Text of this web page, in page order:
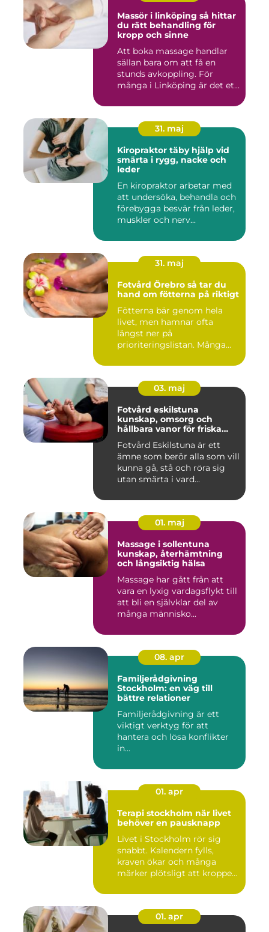
Massör i linköping så hittar
du rätt behandling för
kropp och sinne
Att boka massage handlar
sällan bara om att få en
stunds avkoppling. För
många i Linköping är det et...
31. maj
Kiropraktor täby hjälp vid
smärta i rygg, nacke och
leder
En kiropraktor arbetar med
att undersöka, behandla och
förebygga besvär från leder,
muskler och nerv...
31. maj
Fotvård Örebro så tar du
hand om fötterna på riktigt
Fötterna bär genom hela
livet, men hamnar ofta
längst ner på
prioriteringslistan. Många
03. maj
Fotvård eskilstuna
kunskap, omsorg och
hållbara vanor för friska
Fotvård Eskilstuna är ett
ämne som berör alla som vill
kunna gå, stå och röra sig
utan smärta i vard...
01. maj
Massage i sollentuna
kunskap, återhämtning
och långsiktig hälsa
Massage har gått från att
vara en lyxig vardagsflykt till
att bli en självklar del av
många människo...
08. apr
Familjerådgivning
Stockholm: en väg till
bättre relationer
Familjerådgivning är ett
viktigt verktyg för att
hantera och lösa konflikter
in...
01. apr
Terapi stockholm när livet
behöver en pausknapp
Livet i Stockholm rör sig
snabbt. Kalendern fylls,
kraven ökar och många
märker plötsligt att kroppe...
01. apr